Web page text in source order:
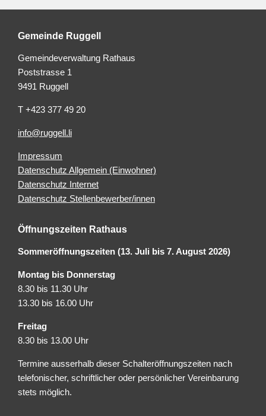
Gemeinde Ruggell
Gemeindeverwaltung Rathaus
Poststrasse 1
9491 Ruggell
T +423 377 49 20
info@ruggell.li
Impressum
Datenschutz Allgemein (Einwohner)
Datenschutz Internet
Datenschutz Stellenbewerber/innen
Öffnungszeiten Rathaus
Sommeröffnungszeiten (13. Juli bis 7. August 2026)
Montag bis Donnerstag
8.30 bis 11.30 Uhr
13.30 bis 16.00 Uhr
Freitag
8.30 bis 13.00 Uhr
Termine ausserhalb dieser Schalteröffnungszeiten nach
telefonischer, schriftlicher oder persönlicher Vereinbarung
stets möglich.